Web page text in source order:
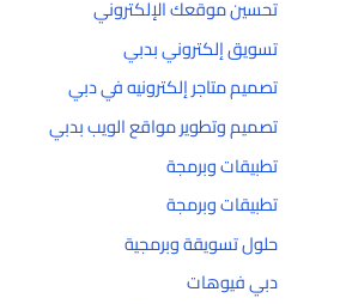
تحسين موقعك الإلكتروني
تسويق إلكتروني بدبي
تصميم متاجر إلكترونيه في دبي
تصميم وتطوير مواقع الويب بدبي
تطبيقات وبرمجة
تطبيقات وبرمجة
حلول تسويقة وبرمجية
دبي فيوهات